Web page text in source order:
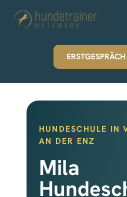
Inhalt
springen
Vor der Gründung
Nach der Gründung
HUNDESCHULE IN
AN DER ENZ
Mila